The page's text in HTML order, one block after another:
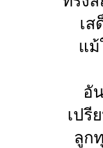
เ
แม้
อั
เปรี
ลูก